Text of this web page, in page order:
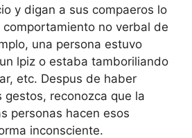
y digan a sus compaeros lo
no verbal de
una persona estuvo
lpiz o estaba tamboriliando
etc. Despus de haber
reconozca que la
personas hacen esos
inconsciente.